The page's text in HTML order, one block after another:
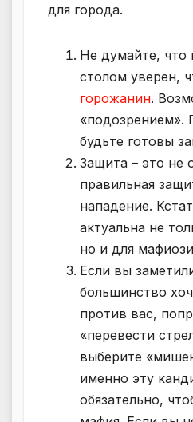
для города.
Не думайте, что
столом уверен,
горожанин.
«подозрением».
будьте готовы
Защита – это не
правильная
нападение.
актуальна не
но и для
Если вы
большинство
против вас,
«перевести
выберите
именно эту
обязательно,